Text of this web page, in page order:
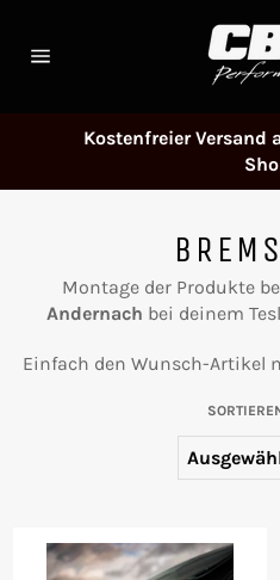
Inhalt
Kostenfreier Versand
Montage der Produkte
Andernach bei deinem
Einfach den Wunsch-Artikel